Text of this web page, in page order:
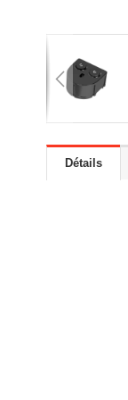
Détails